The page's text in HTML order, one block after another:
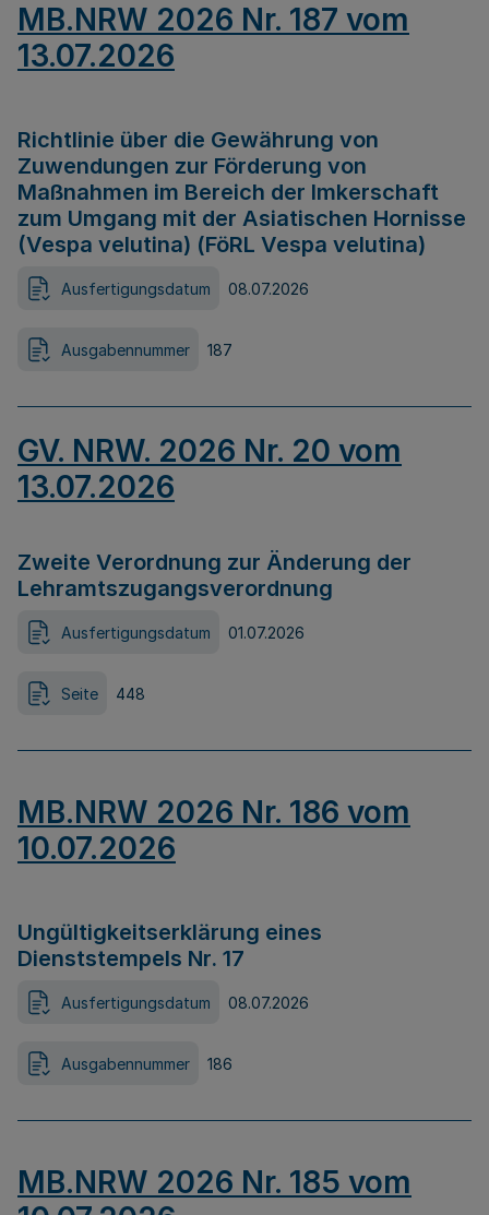
MB.NRW 2026 Nr. 187 vom
13.07.2026
Richtlinie über die Gewährung von
Zuwendungen zur Förderung von
Maßnahmen im Bereich der Imkerschaft
zum Umgang mit der Asiatischen Hornisse
(Vespa velutina) (FöRL Vespa velutina)
Ausfertigungsdatum 08.07.2026
Ausgabennummer 187
GV. NRW. 2026 Nr. 20 vom
13.07.2026
Zweite Verordnung zur Änderung der
Lehramtszugangsverordnung
Ausfertigungsdatum 01.07.2026
Seite 448
MB.NRW 2026 Nr. 186 vom
10.07.2026
Ungültigkeitserklärung eines
Dienststempels Nr. 17
Ausfertigungsdatum 08.07.2026
Ausgabennummer 186
MB.NRW 2026 Nr. 185 vom